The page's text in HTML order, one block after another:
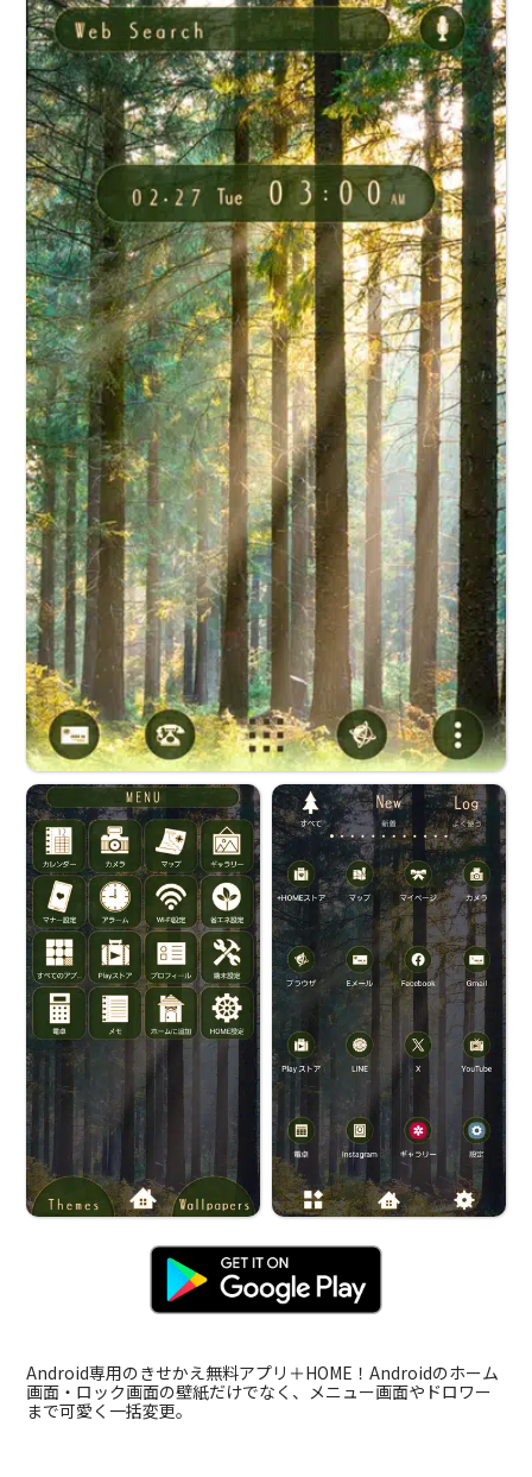
Android専用のきせかえ無料アプリ＋HOME！Androidのホーム
画面・ロック画面の壁紙だけでなく、メニュー画面やドロワー
まで可愛く一括変更。